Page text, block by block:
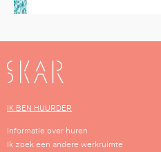
SKAR
IK BEN HUURDER
Informatie over huren
Ik zoek een andere werkruimte